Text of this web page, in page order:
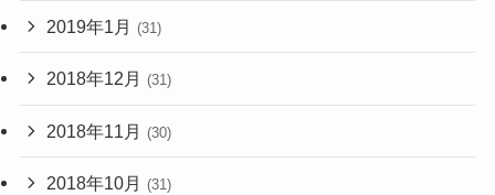
2019年1月 (31)
2018年12月 (31)
2018年11月 (30)
2018年10月 (31)